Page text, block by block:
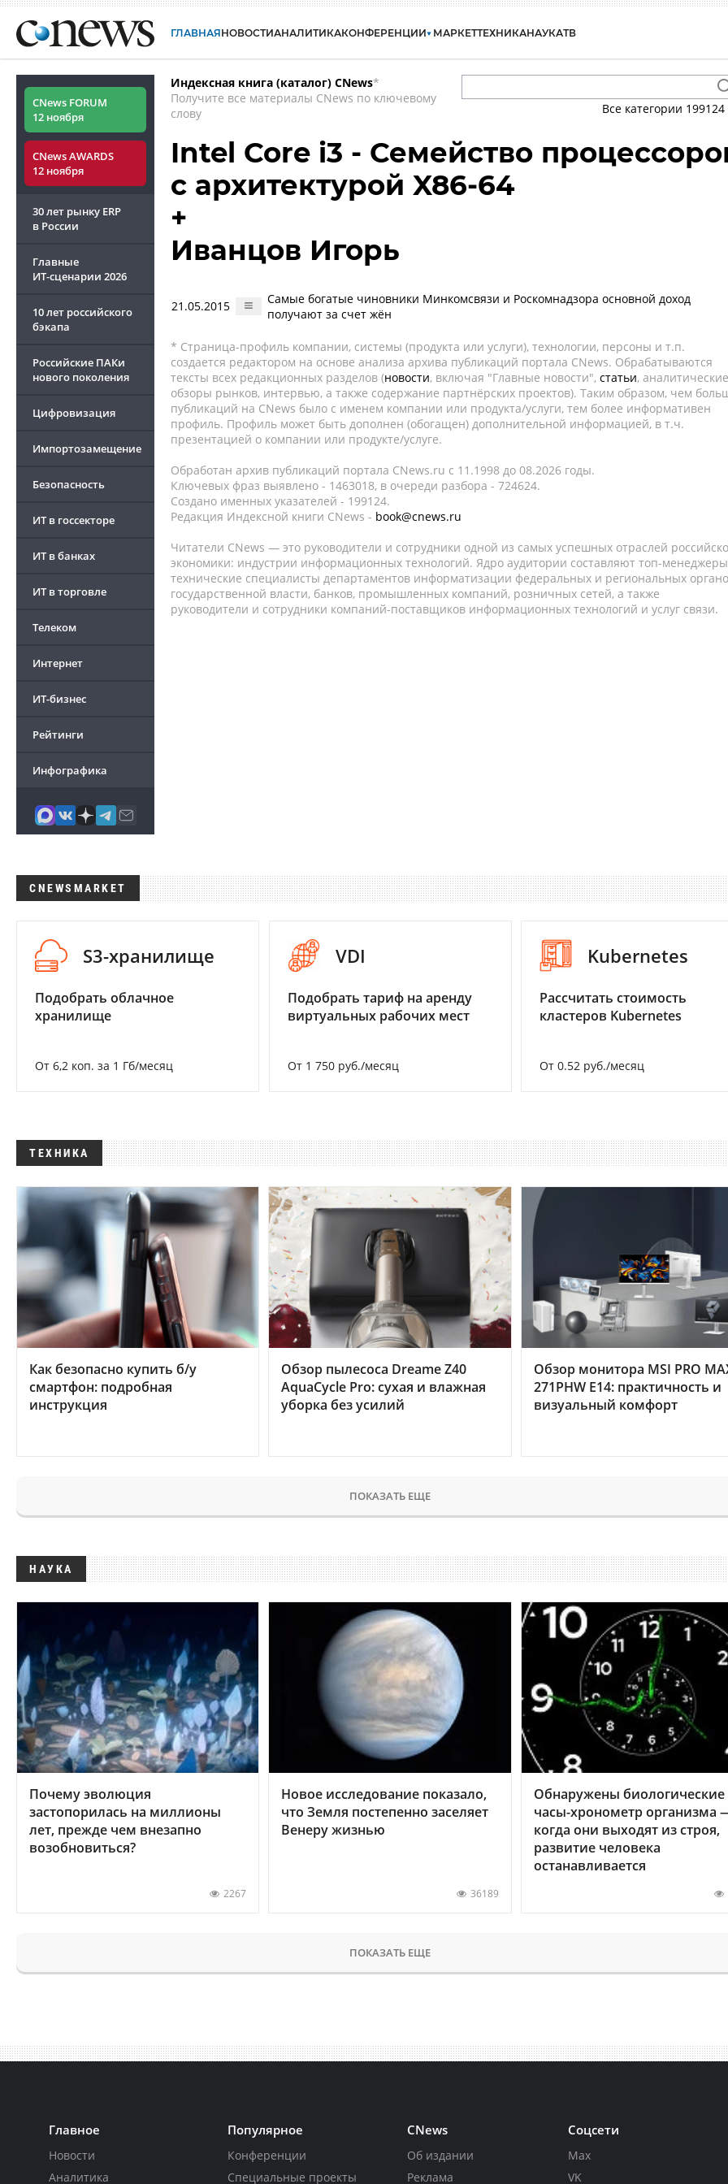
ГЛАВНАЯНОВОСТИАНАЛИТИКАКОНФЕРЕНЦИИ МАРКЕТТЕХНИКАНАУКАТВ
CNews FORUM
12 ноября
CNews AWARDS
12 ноября
30 лет рынку ERP
в России
Главные
ИТ-сценарии 2026
10 лет российского
бэкапа
Российские ПАКи
нового поколения
Цифровизация
Импортозамещение
Безопасность
ИТ в госсекторе
ИТ в банках
ИТ в торговле
Телеком
Интернет
ИТ-бизнес
Рейтинги
Инфографика
Индексная книга (каталог) CNews*
Получите все материалы CNews по ключевому
слову
Все категории 199124
Intel Core i3 - Семейство
с архитектурой X86-64
+
Иванцов Игорь
21.05.2015
Самые богатые чиновники Минкомсвязи и Роскомнадзора основной доход
получают за счет жён
* Страница-профиль компании, системы (продукта или услуги), технологии, персоны и т.п.
создается редактором на основе анализа архива публикаций портала CNews. Обрабатываются
тексты всех редакционных разделов (новости, включая "Главные новости", статьи, аналитические
обзоры рынков, интервью, а также содержание партнёрских проектов). Таким образом, чем
публикаций на CNews было с именем компании или продукта/услуги, тем более информативен
профиль. Профиль может быть дополнен (обогащен) дополнительной информацией, в т.ч.
презентацией о компании или продукте/услуге.
Обработан архив публикаций портала CNews.ru c 11.1998 до 08.2026 годы.
Ключевых фраз выявлено - 1463018, в очереди разбора - 724624.
Создано именных указателей - 199124.
Редакция Индексной книги CNews - book@cnews.ru
Читатели CNews — это руководители и сотрудники одной из самых успешных отраслей
экономики: индустрии информационных технологий. Ядро аудитории составляют топ-
технические специалисты департаментов информатизации федеральных и региональных
государственной власти, банков, промышленных компаний, розничных сетей, а также
руководители и сотрудники компаний-поставщиков информационных технологий и услуг связи.
CNEWSMARKET
S3-хранилище
Подобрать облачное
хранилище
От 6,2 коп. за 1 Гб/месяц
VDI
Подобрать тариф на аренду
виртуальных рабочих мест
От 1 750 руб./месяц
Kubernetes
Рассчитать стоимость
кластеров Kubernetes
От 0.52 руб./месяц
ТЕХНИКА
Как безопасно купить б/у
смартфон: подробная
инструкция
Обзор пылесоса Dreame Z40
AquaCycle Pro: сухая и влажная
уборка без усилий
Обзор монитора MSI PRO
271PHW E14: практичность и
визуальный комфорт
ПОКАЗАТЬ ЕЩЕ
НАУКА
Почему эволюция
застопорилась на миллионы
лет, прежде чем внезапно
возобновиться?
2267
Новое исследование показало,
что Земля постепенно заселяет
Венеру жизнью
36189
Обнаружены биологические
часы-хронометр организма
когда они выходят из строя,
развитие человека
останавливается
ПОКАЗАТЬ ЕЩЕ
Главное
Новости
Аналитика
Популярное
Конференции
Специальные проекты
CNews
Об издании
Реклама
Соцсети
Max
VK